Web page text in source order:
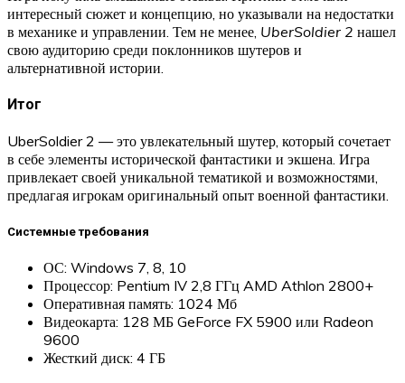
интересный сюжет и концепцию, но указывали на недостатки
в механике и управлении. Тем не менее, UberSoldier 2 нашел
свою аудиторию среди поклонников шутеров и
альтернативной истории.
Итог
UberSoldier 2 — это увлекательный шутер, который сочетает
в себе элементы исторической фантастики и экшена. Игра
привлекает своей уникальной тематикой и возможностями,
предлагая игрокам оригинальный опыт военной фантастики.
Системные требования
ОС: Windows 7, 8, 10
Процессор: Pentium IV 2,8 ГГц AMD Athlon 2800+
Оперативная память: 1024 Мб
Видеокарта: 128 МБ GeForce FX 5900 или Radeon
9600
Жесткий диск: 4 ГБ